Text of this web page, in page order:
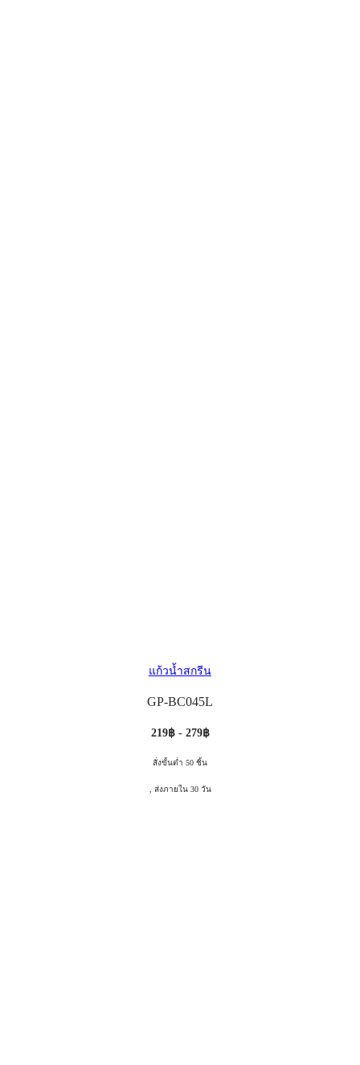
แก้วน้ำสกรีน
GP-BC045L
219฿ - 279฿
สั่งขั้นต่ำ 50 ชิ้น
, ส่งภายใน 30 วัน